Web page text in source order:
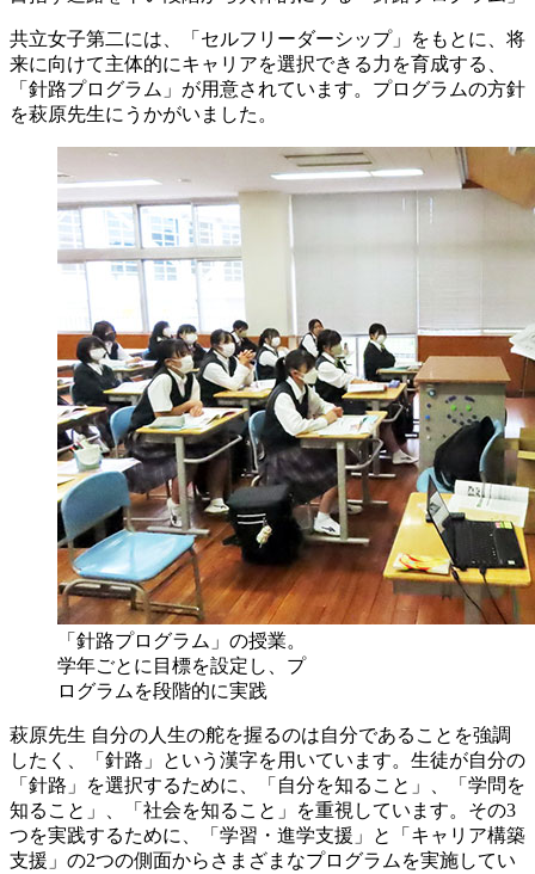
共立女子第二には、「セルフリーダーシップ」をもとに、将
来に向けて主体的にキャリアを選択できる力を育成する、
「針路プログラム」が用意されています。プログラムの方針
を萩原先生にうかがいました。
「針路プログラム」の授業。
学年ごとに目標を設定し、プ
ログラムを段階的に実践
萩原先生 自分の人生の舵を握るのは自分であることを強調
したく、「針路」という漢字を用いています。生徒が自分の
「針路」を選択するために、「自分を知ること」、「学問を
知ること」、「社会を知ること」を重視しています。その3
つを実践するために、「学習・進学支援」と「キャリア構築
支援」の2つの側面からさまざまなプログラムを実施してい